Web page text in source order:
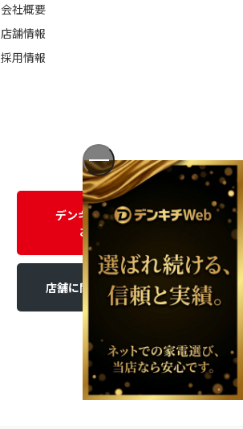
会社概要
店舗情報
採用情報
デンキチWEBに関する
お問い合わせ
店舗に関するお問い合わせ